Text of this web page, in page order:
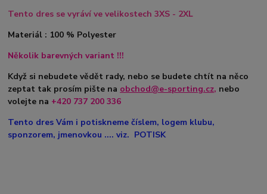
Tento dres se vyráví ve velikostech 3XS - 2XL
Materiál : 100 % Polyester
Několik barevných variant !!!
Když si nebudete vědět rady, nebo se budete chtít na něco
zeptat tak prosím pište na obchod@e-sporting.cz, nebo
volejte na +420 737 200 336
Tento dres Vám i potiskneme číslem, logem klubu,
sponzorem, jmenovkou .... viz. POTISK